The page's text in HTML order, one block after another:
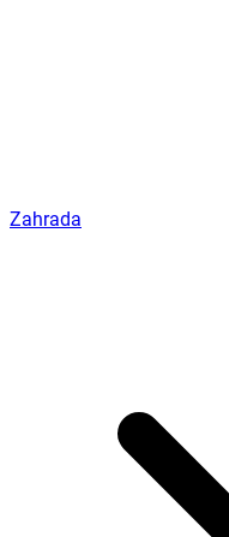
Zahrada